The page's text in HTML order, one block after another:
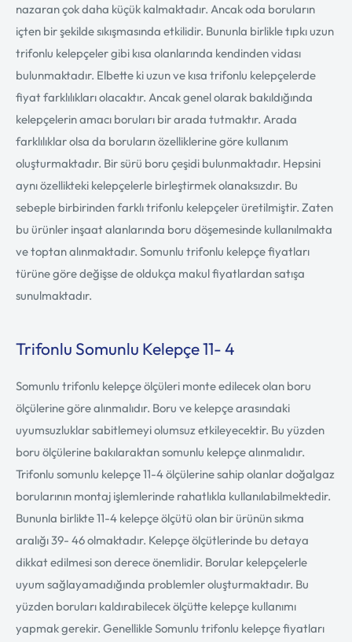
nazaran çok daha küçük kalmaktadır. Ancak oda boruların
içten bir şekilde sıkışmasında etkilidir. Bununla birlikle tıpkı uzun
trifonlu kelepçeler gibi kısa olanlarında kendinden vidası
bulunmaktadır. Elbette ki uzun ve kısa trifonlu kelepçelerde
fiyat farklılıkları olacaktır. Ancak genel olarak bakıldığında
kelepçelerin amacı boruları bir arada tutmaktır. Arada
farklılıklar olsa da boruların özelliklerine göre kullanım
oluşturmaktadır. Bir sürü boru çeşidi bulunmaktadır. Hepsini
aynı özellikteki kelepçelerle birleştirmek olanaksızdır. Bu
sebeple birbirinden farklı trifonlu kelepçeler üretilmiştir. Zaten
bu ürünler inşaat alanlarında boru döşemesinde kullanılmakta
ve toptan alınmaktadır. Somunlu trifonlu kelepçe fiyatları
türüne göre değişse de oldukça makul fiyatlardan satışa
sunulmaktadır.
Trifonlu Somunlu Kelepçe 11- 4
Somunlu trifonlu kelepçe ölçüleri monte edilecek olan boru
ölçülerine göre alınmalıdır. Boru ve kelepçe arasındaki
uyumsuzluklar sabitlemeyi olumsuz etkileyecektir. Bu yüzden
boru ölçülerine bakılaraktan somunlu kelepçe alınmalıdır.
Trifonlu somunlu kelepçe 11-4 ölçülerine sahip olanlar doğalgaz
borularının montaj işlemlerinde rahatlıkla kullanılabilmektedir.
Bununla birlikte 11-4 kelepçe ölçütü olan bir ürünün sıkma
aralığı 39- 46 olmaktadır. Kelepçe ölçütlerinde bu detaya
dikkat edilmesi son derece önemlidir. Borular kelepçelerle
uyum sağlayamadığında problemler oluşturmaktadır. Bu
yüzden boruları kaldırabilecek ölçütte kelepçe kullanımı
yapmak gerekir. Genellikle Somunlu trifonlu kelepçe fiyatları